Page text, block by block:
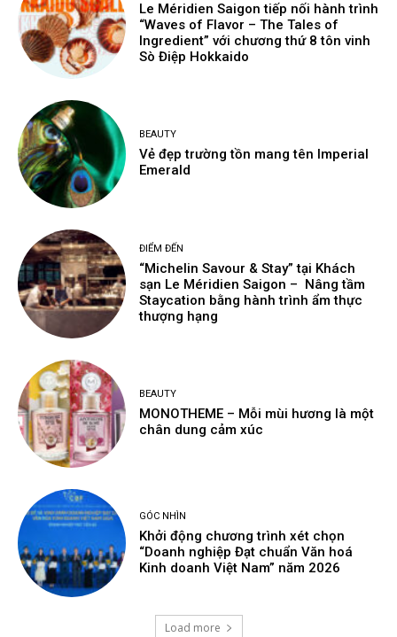
Le Méridien Saigon tiếp nối hành trình
“Waves of Flavor – The Tales of
Ingredient” với chương thứ 8 tôn vinh
Sò Điệp Hokkaido
BEAUTY
Vẻ đẹp trường tồn mang tên Imperial
Emerald
ĐIỂM ĐẾN
“Michelin Savour & Stay” tại Khách
sạn Le Méridien Saigon – Nâng tầm
Staycation bằng hành trình ẩm thực
thượng hạng
BEAUTY
MONOTHEME – Mỗi mùi hương là một
chân dung cảm xúc
GÓC NHÌN
Khởi động chương trình xét chọn
“Doanh nghiệp Đạt chuẩn Văn hoá
Kinh doanh Việt Nam” năm 2026
Load more